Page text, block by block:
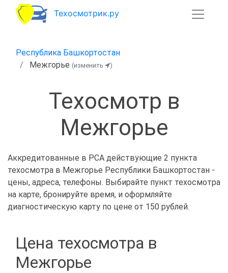
Техосмотрик.ру
Республика Башкортостан
Межгорье (изменить )
Техосмотр в
Межгорье
Аккредитованные в РСА действующие 2 пункта
техосмотра в Межгорье Республики Башкортостан -
цены, адреса, телефоны. Выбирайте пункт техосмотра
на карте, бронируйте время, и оформляйте
диагностическую карту по цене от 150 рублей.
Цена техосмотра в
Межгорье